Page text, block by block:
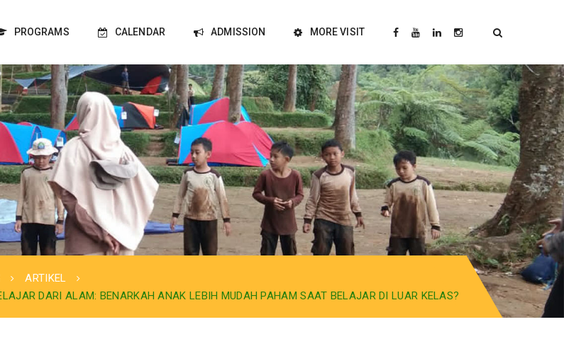
PROGRAMS CALENDAR ADMISSION MORE VISIT
ARTIKEL
DARI ALAM: BENARKAH ANAK LEBIH MUDAH PAHAM SAAT BELAJAR DI LUAR KELAS?